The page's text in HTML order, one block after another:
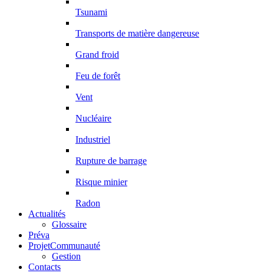
Tsunami
Transports de matière dangereuse
Grand froid
Feu de forêt
Vent
Nucléaire
Industriel
Rupture de barrage
Risque minier
Radon
Actualités
Glossaire
Préva
ProjetCommunauté
Gestion
Contacts